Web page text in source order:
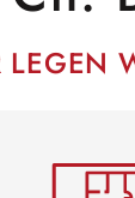
LEGEN